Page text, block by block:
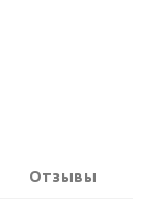
Отзывы